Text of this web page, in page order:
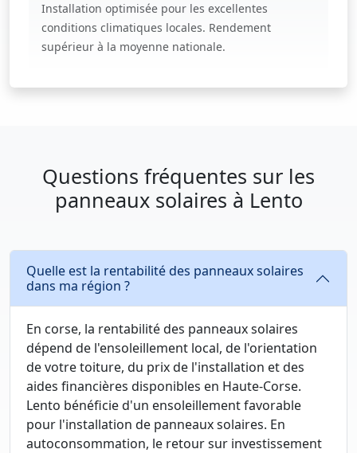
Installation optimisée pour les excellentes
conditions climatiques locales. Rendement
supérieur à la moyenne nationale.
Questions fréquentes sur les
panneaux solaires à Lento
Quelle est la rentabilité des panneaux solaires
dans ma région ?
En corse, la rentabilité des panneaux solaires
dépend de l'ensoleillement local, de l'orientation
de votre toiture, du prix de l'installation et des
aides financières disponibles en Haute-Corse.
Lento bénéficie d'un ensoleillement favorable
pour l'installation de panneaux solaires. En
autoconsommation, le retour sur investissement